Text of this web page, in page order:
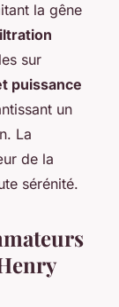
la gêne
sur
puissance
un
La
de la
sérénité.